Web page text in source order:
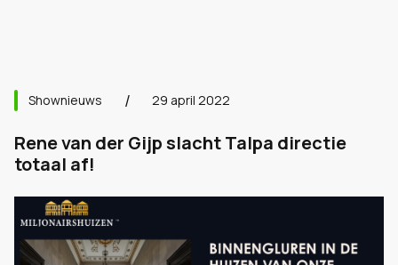
Shownieuws 29 april 2022
Rene van der Gijp slacht Talpa directie
totaal af!